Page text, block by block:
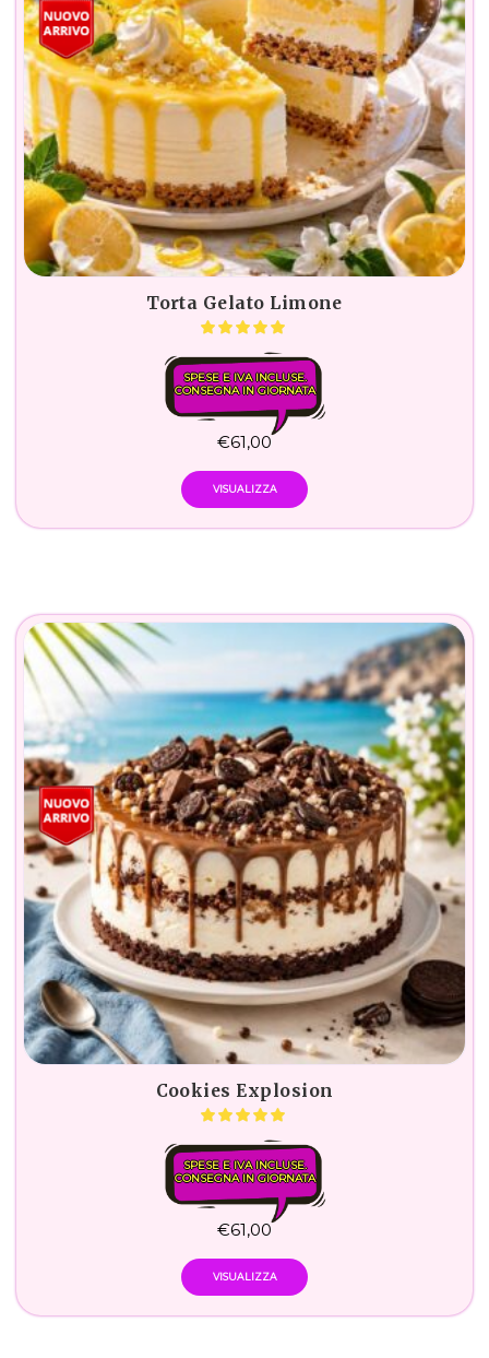
Torta Gelato Limone
SPESE E IVA INCLUSE.
CONSEGNA IN GIORNATA
€61,00
VISUALIZZA
Cookies Explosion
SPESE E IVA INCLUSE.
CONSEGNA IN GIORNATA
€61,00
VISUALIZZA